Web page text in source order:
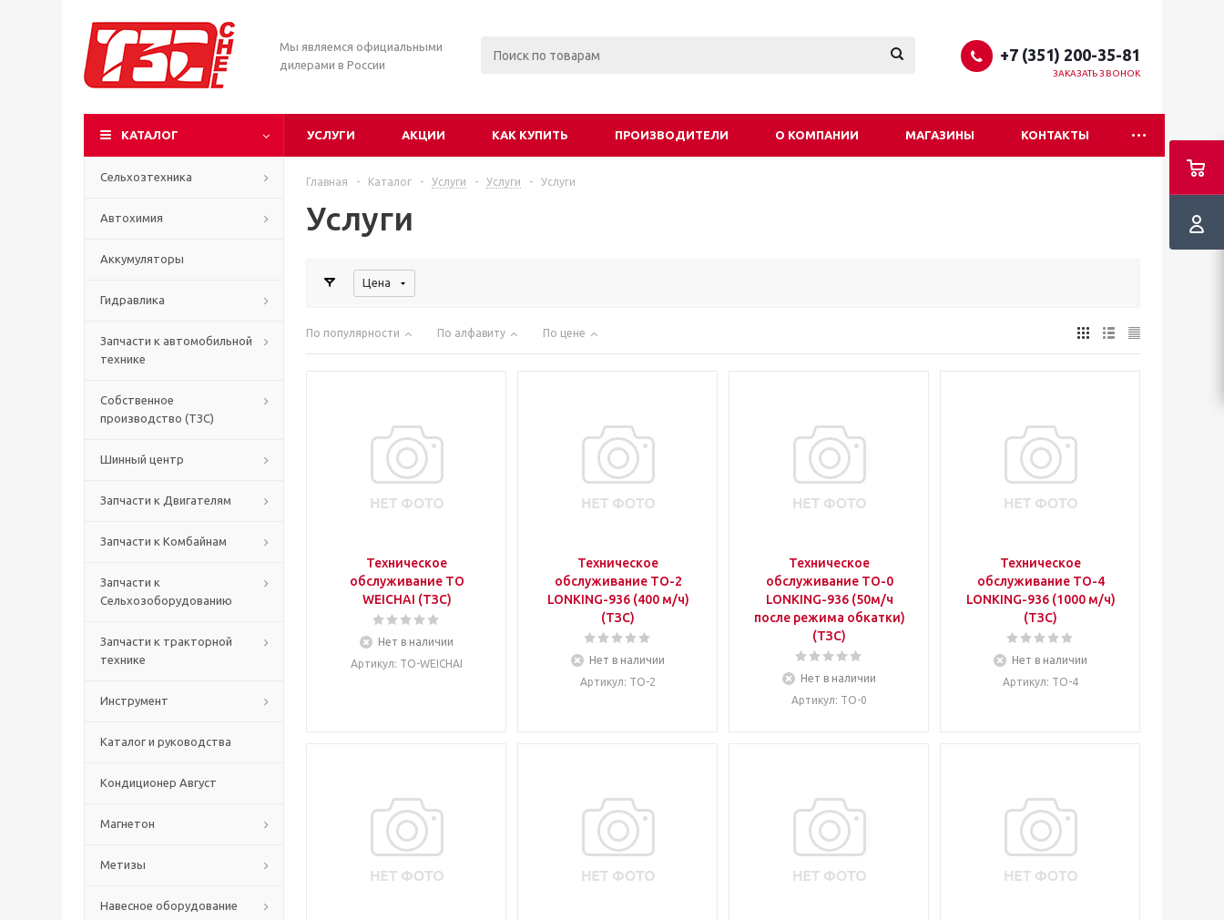
Мы являемся официальными
дилерами в России
+7 (351) 200-35-81
ЗАКАЗАТЬ ЗВОНОК
КАТАЛОГ УСЛУГИ АКЦИИ КАК КУПИТЬ ПРОИЗВОДИТЕЛИ О КОМПАНИИ МАГАЗИНЫ КОНТАКТЫ
Сельхозтехника
Автохимия
Аккумуляторы
Гидравлика
Запчасти к автомобильной
технике
Собственное
производство (ТЗС)
Шинный центр
Запчасти к Двигателям
Запчасти к Комбайнам
Запчасти к
Сельхозоборудованию
Запчасти к тракторной
технике
Инструмент
Каталог и руководства
Кондиционер Август
Магнетон
Метизы
Навесное оборудование
Главная - Каталог - Услуги - Услуги - Услуги
Услуги
Цена
По популярности По алфавиту По цене
Техническое
обслуживание ТО
WEICHAI (ТЗС)
Нет в наличии
Артикул: ТО-WEICHAI
Техническое
обслуживание ТО-2
LONKING-936 (400 м/ч)
(ТЗС)
Нет в наличии
Артикул: ТО-2
Техническое
обслуживание ТО-0
LONKING-936 (50м/ч
после режима обкатки)
(ТЗС)
Нет в наличии
Артикул: ТО-0
Техническое
обслуживание ТО-4
LONKING-936 (1000 м/ч)
(ТЗС)
Нет в наличии
Артикул: ТО-4